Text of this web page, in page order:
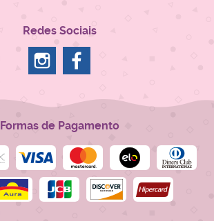
Redes Sociais
Formas de Pagamento